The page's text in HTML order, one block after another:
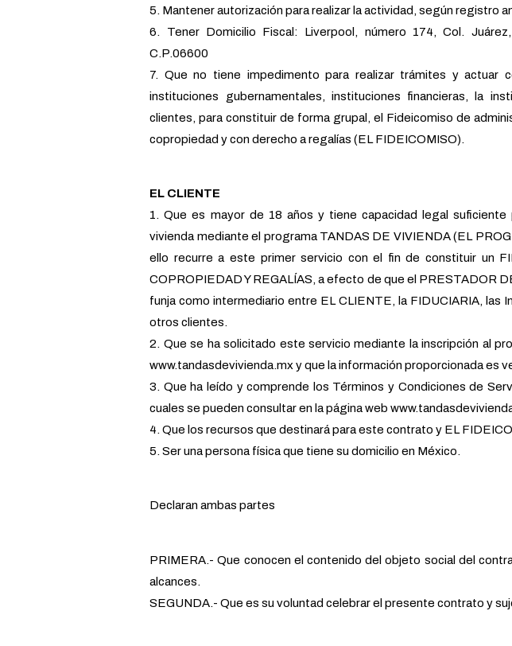
5. Mantener autorización para realizar la actividad, según registro
6. Tener Domicilio Fiscal: Liverpool, número 174, Col.
C.P.06600
7. Que no tiene impedimento para realizar trámites y actuar
instituciones gubernamentales, instituciones financieras, la
clientes, para constituir de forma grupal, el Fideicomiso de
copropiedad y con derecho a regalías (EL FIDEICOMISO).
EL CLIENTE
1. Que es mayor de 18 años y tiene capacidad legal
vivienda mediante el programa TANDAS DE VIVIENDA (EL
ello recurre a este primer servicio con el fin de constituir un
COPROPIEDAD Y REGALÍAS, a efecto de que el PRESTADOR
funja como intermediario entre EL CLIENTE, la FIDUCIARIA,
otros clientes.
2. Que se ha solicitado este servicio mediante la inscripción al
www.tandasdevivienda.mx y que la información proporcionada es
3. Que ha leído y comprende los Términos y Condiciones de
cuales se pueden consultar en la página web
4. Que los recursos que destinará para este contrato y EL
5. Ser una persona física que tiene su domicilio en México.
Declaran ambas partes
PRIMERA.- Que conocen el contenido del objeto social del
alcances.
SEGUNDA.- Que es su voluntad celebrar el presente contrato y